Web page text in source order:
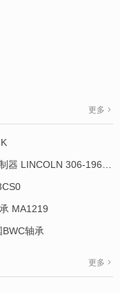
更多
MA1219
轴承
更多